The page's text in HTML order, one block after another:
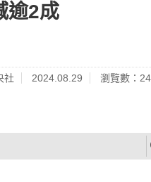
逾2成
社 2024.08.29 瀏覽數：